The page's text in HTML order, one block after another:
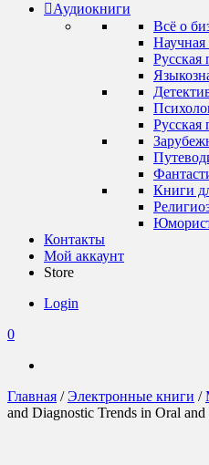
Аудиокниги
Всё о
Научная
Русская
Русская
Книги
Контакты
Мой аккаунт
Store
Login
0
Главная / Электронные книги /
and Diagnostic Trends in Oral